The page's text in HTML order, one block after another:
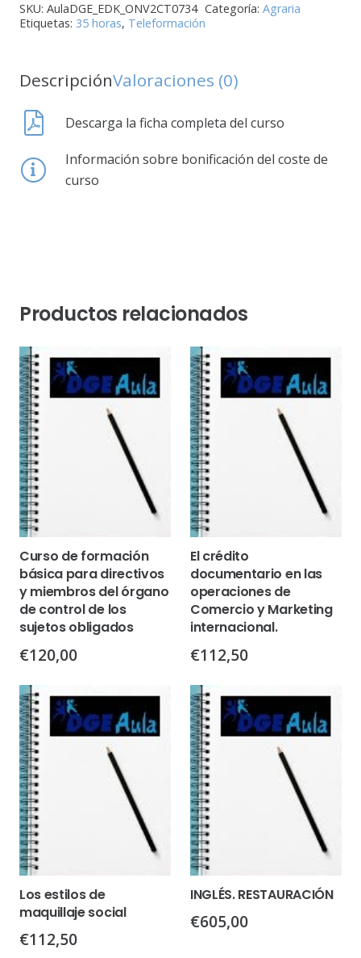
SKU: AulaDGE_EDK_ONV2CT0734 Categoría: Agraria
Etiquetas: 35 horas, Teleformación
DescripciónValoraciones (0)
Descarga la ficha completa del curso
Información sobre bonificación del coste de
curso
Productos relacionados
Curso de formación
básica para directivos
y miembros del órgano
de control de los
sujetos obligados
€120,00
El crédito
documentario en las
operaciones de
Comercio y Marketing
internacional.
€112,50
Los estilos de
maquillaje social
€112,50
INGLÉS. RESTAURACIÓN
€605,00